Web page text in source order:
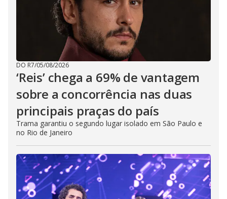
DO R7/05/08/2026
‘Reis’ chega a 69% de vantagem
sobre a concorrência nas duas
principais praças do país
Trama garantiu o segundo lugar isolado em São Paulo e
no Rio de Janeiro